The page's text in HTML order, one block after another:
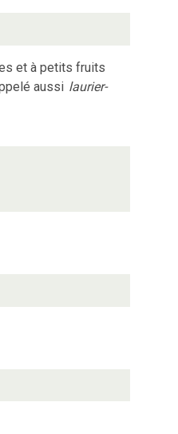
et à petits fruits
aussi laurier-